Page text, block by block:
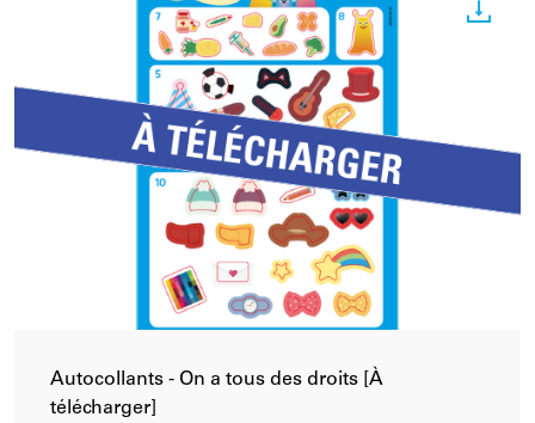
Autocollants - On a tous des droits [À
télécharger]